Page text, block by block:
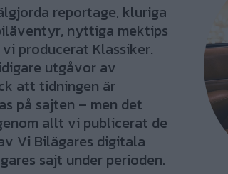
reportage, kluriga
nyttiga mektips
producerat Klassiker.
utgåvor av
att tidningen är
på sajten – men det
allt vi publicerat de
Vi Bilägares digitala
sajt under perioden.